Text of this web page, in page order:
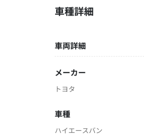
車種詳細
車両詳細
メーカー
トヨタ
車種
ハイエースバン